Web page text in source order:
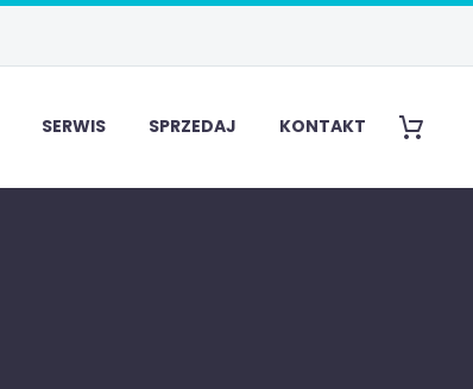
SERWIS SPRZEDAJ KONTAKT